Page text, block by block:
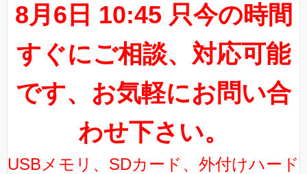
8月6日 10:45 只今の時間
すぐにご相談、対応可能
です、お気軽にお問い合
わせ下さい。
USBメモリ、SDカード、外付けハード